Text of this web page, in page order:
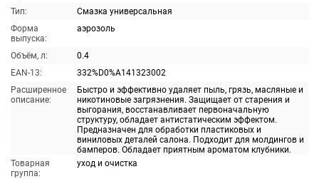
Тип:
Смазка универсальная
Форма
выпуска:
аэрозоль
Объём, л:
0.4
EAN-13:
332%D0%A141323002
Расширенное
описание:
Быстро и эффективно удаляет пыль, грязь, масляные и
никотиновые загрязнения. Защищает от старения и
выгорания, восстанавливает первоначальную
структуру, обладает антистатическим эффектом.
Предназначен для обработки пластиковых и
виниловых деталей салона. Подходит для молдингов и
бамперов. Обладает приятным ароматом клубники.
Товарная
группа:
уход и очистка